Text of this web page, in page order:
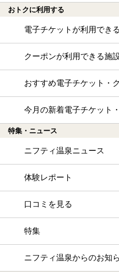
おトクに利用する
電子チケットが利用でき
クーポンが利用できる施
おすすめ電子チケット・
今月の新着電子チケット
特集・ニュース
ニフティ温泉ニュース
体験レポート
口コミを見る
特集
ニフティ温泉からのお知